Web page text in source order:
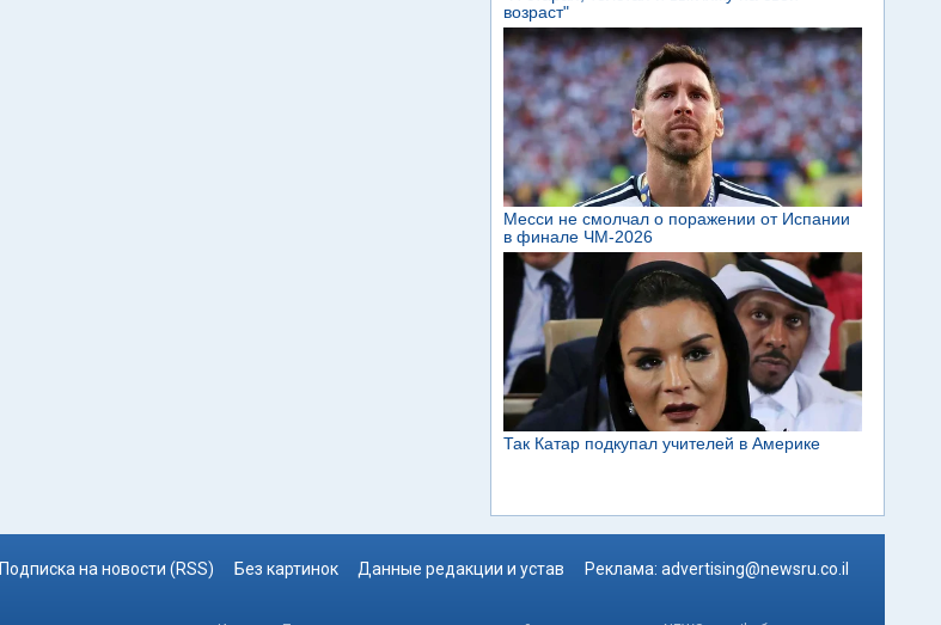
Подписка на новости (RSS) Без картинок Данные редакции и устав Реклама: advertising@newsru.co.il